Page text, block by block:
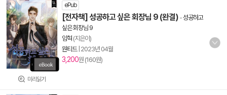
미리읽기
ePub
[전자책] 성공하고 싶은 회장님 9 (완결) -성공하고
싶은 회장님 9
임혁 (지은이)
원티드| 2023년 04월
3,200원 (160원)